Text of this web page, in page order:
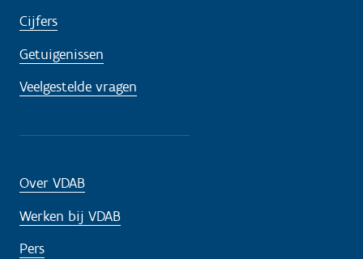
Cijfers
Getuigenissen
Veelgestelde vragen
Over VDAB
Werken bij VDAB
Pers